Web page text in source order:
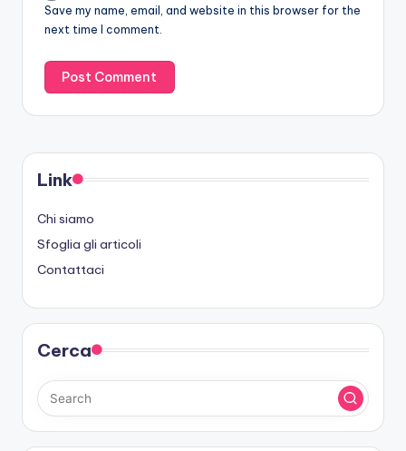
Save my name, email, and website in this browser for the
next time I comment.
Link
Chi siamo
Sfoglia gli articoli
Contattaci
Cerca